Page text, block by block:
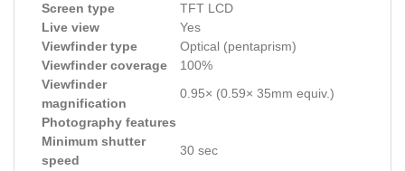
Screen type
TFT LCD
Live view
Yes
Viewfinder type
Optical (pentaprism)
Viewfinder coverage
100%
Viewfinder
magnification
0.95× (0.59× 35mm equiv.)
Photography features
Minimum shutter
speed
30 sec